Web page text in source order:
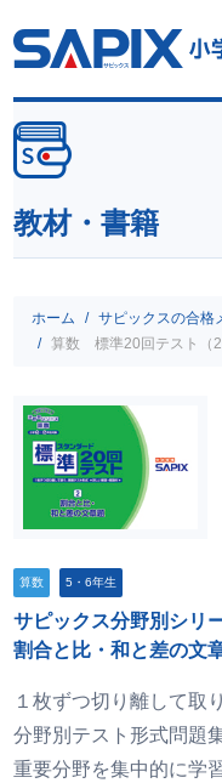
SAPIX小学部
教材・書籍
ホーム サピックスの合格
算数 標準20回テスト（2
算数 5・6年生
サピックス分野別シ
割合と比・和と差の文
１枚ずつ切り離して取
分野別テスト形式問題
重要分野を集中的に学